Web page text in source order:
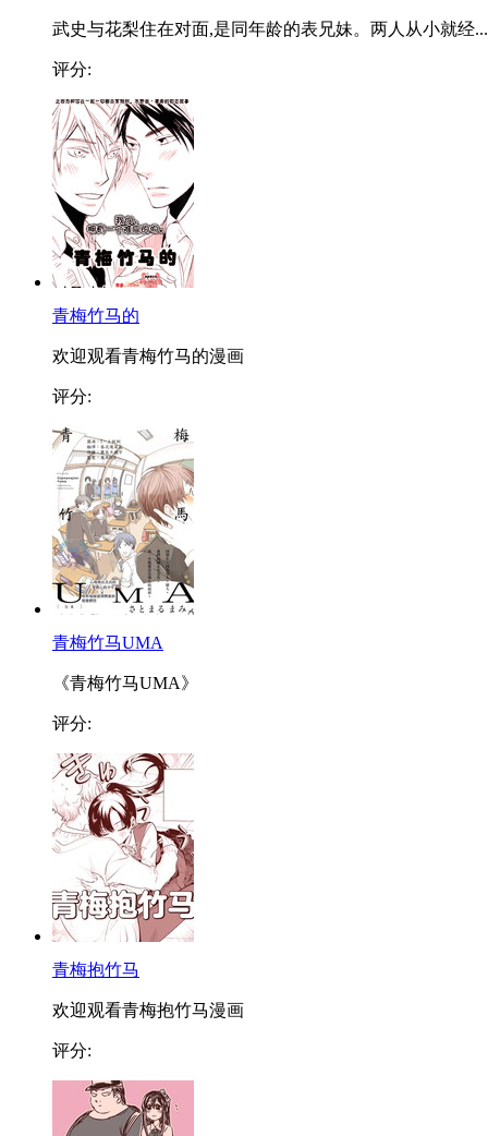
武史与花梨住在对面,是同年龄的表兄妹。两人从小就经...
评分:
青梅竹马的
欢迎观看青梅竹马的漫画
评分:
青梅竹马UMA
《青梅竹马UMA》
评分:
青梅抱竹马
欢迎观看青梅抱竹马漫画
评分: